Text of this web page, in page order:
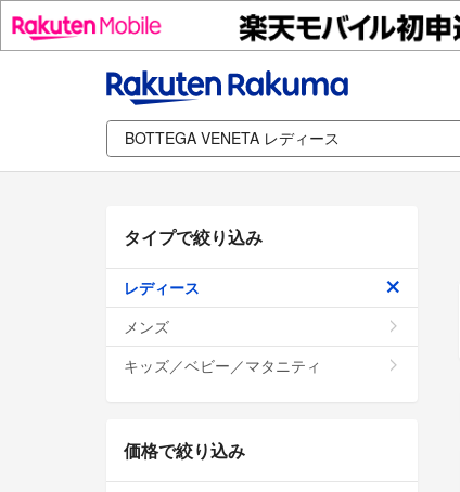
タイプで絞り込み
レディース
メンズ
キッズ／ベビー／マタニティ
価格で絞り込み